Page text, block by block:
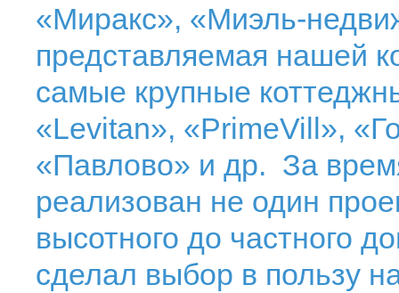
«Миракс», «Миэль-
представляемая нашей
самые крупные
«Levitan», «PrimeVill»,
«Павлово» и др. За
реализован не один
высотного до частного
сделал выбор в пользу